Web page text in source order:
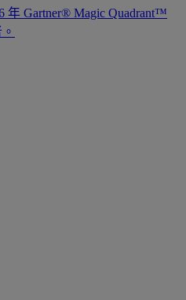
年 Gartner® Magic Quadrant™